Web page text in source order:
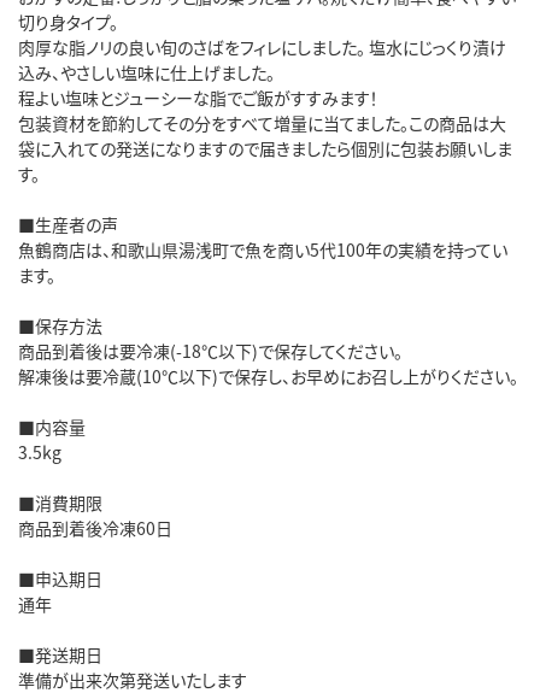
切り身タイプ。
肉厚な脂ノリの良い旬のさばをフィレにしました。 塩水にじっくり漬け
込み、やさしい塩味に仕上げました。
程よい塩味とジューシーな脂でご飯がすすみます！
包装資材を節約してその分をすべて増量に当てました。この商品は大
袋に入れての発送になりますので届きましたら個別に包装お願いしま
す。
■生産者の声
魚鶴商店は、和歌山県湯浅町で魚を商い5代100年の実績を持ってい
ます。
■保存方法
商品到着後は要冷凍(-18℃以下)で保存してください。
解凍後は要冷蔵(10℃以下)で保存し、お早めにお召し上がりください。
■内容量
3.5kg
■消費期限
商品到着後冷凍60日
■申込期日
通年
■発送期日
準備が出来次第発送いたします